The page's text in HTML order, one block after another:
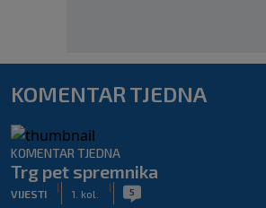
KOMENTAR TJEDNA
KOMENTAR TJEDNA
Trg pet spremnika
VIJESTI
|
1. kol.
| 5